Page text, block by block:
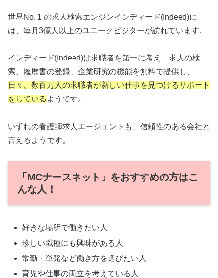
世界No. 1 の求人検索エンジンインディード(Indeed)に
は、毎月3億人以上のユニークビジターが訪れています。
インディード(Indeed)は求職者を第一に考え、求人の検
索、履歴書の登録、企業研究の機能を無料で提供し、
日々、数百万人の求職者が新しい仕事を見つけるサポート
をしている ようです。
いずれの看護師求人エージェントも、信頼性のある会社と
言えるようです。
「MCナースネット」をおすすめの方はこ
んな人！
好きな場所で働きたい人
珍しい職種にも興味がある人
常勤・単発など働き方を選びたい人
育児や仕事の両立を考えている人